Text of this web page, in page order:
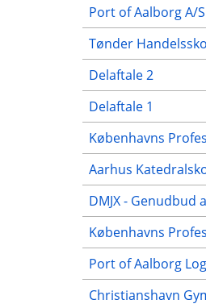
Port of Aalborg A/
Tønder
Delaftale 2
Delaftale 1
Københavns
Aarhus
DMJX - Genudbud
Københavns
Port of Aalborg
Christianshavn